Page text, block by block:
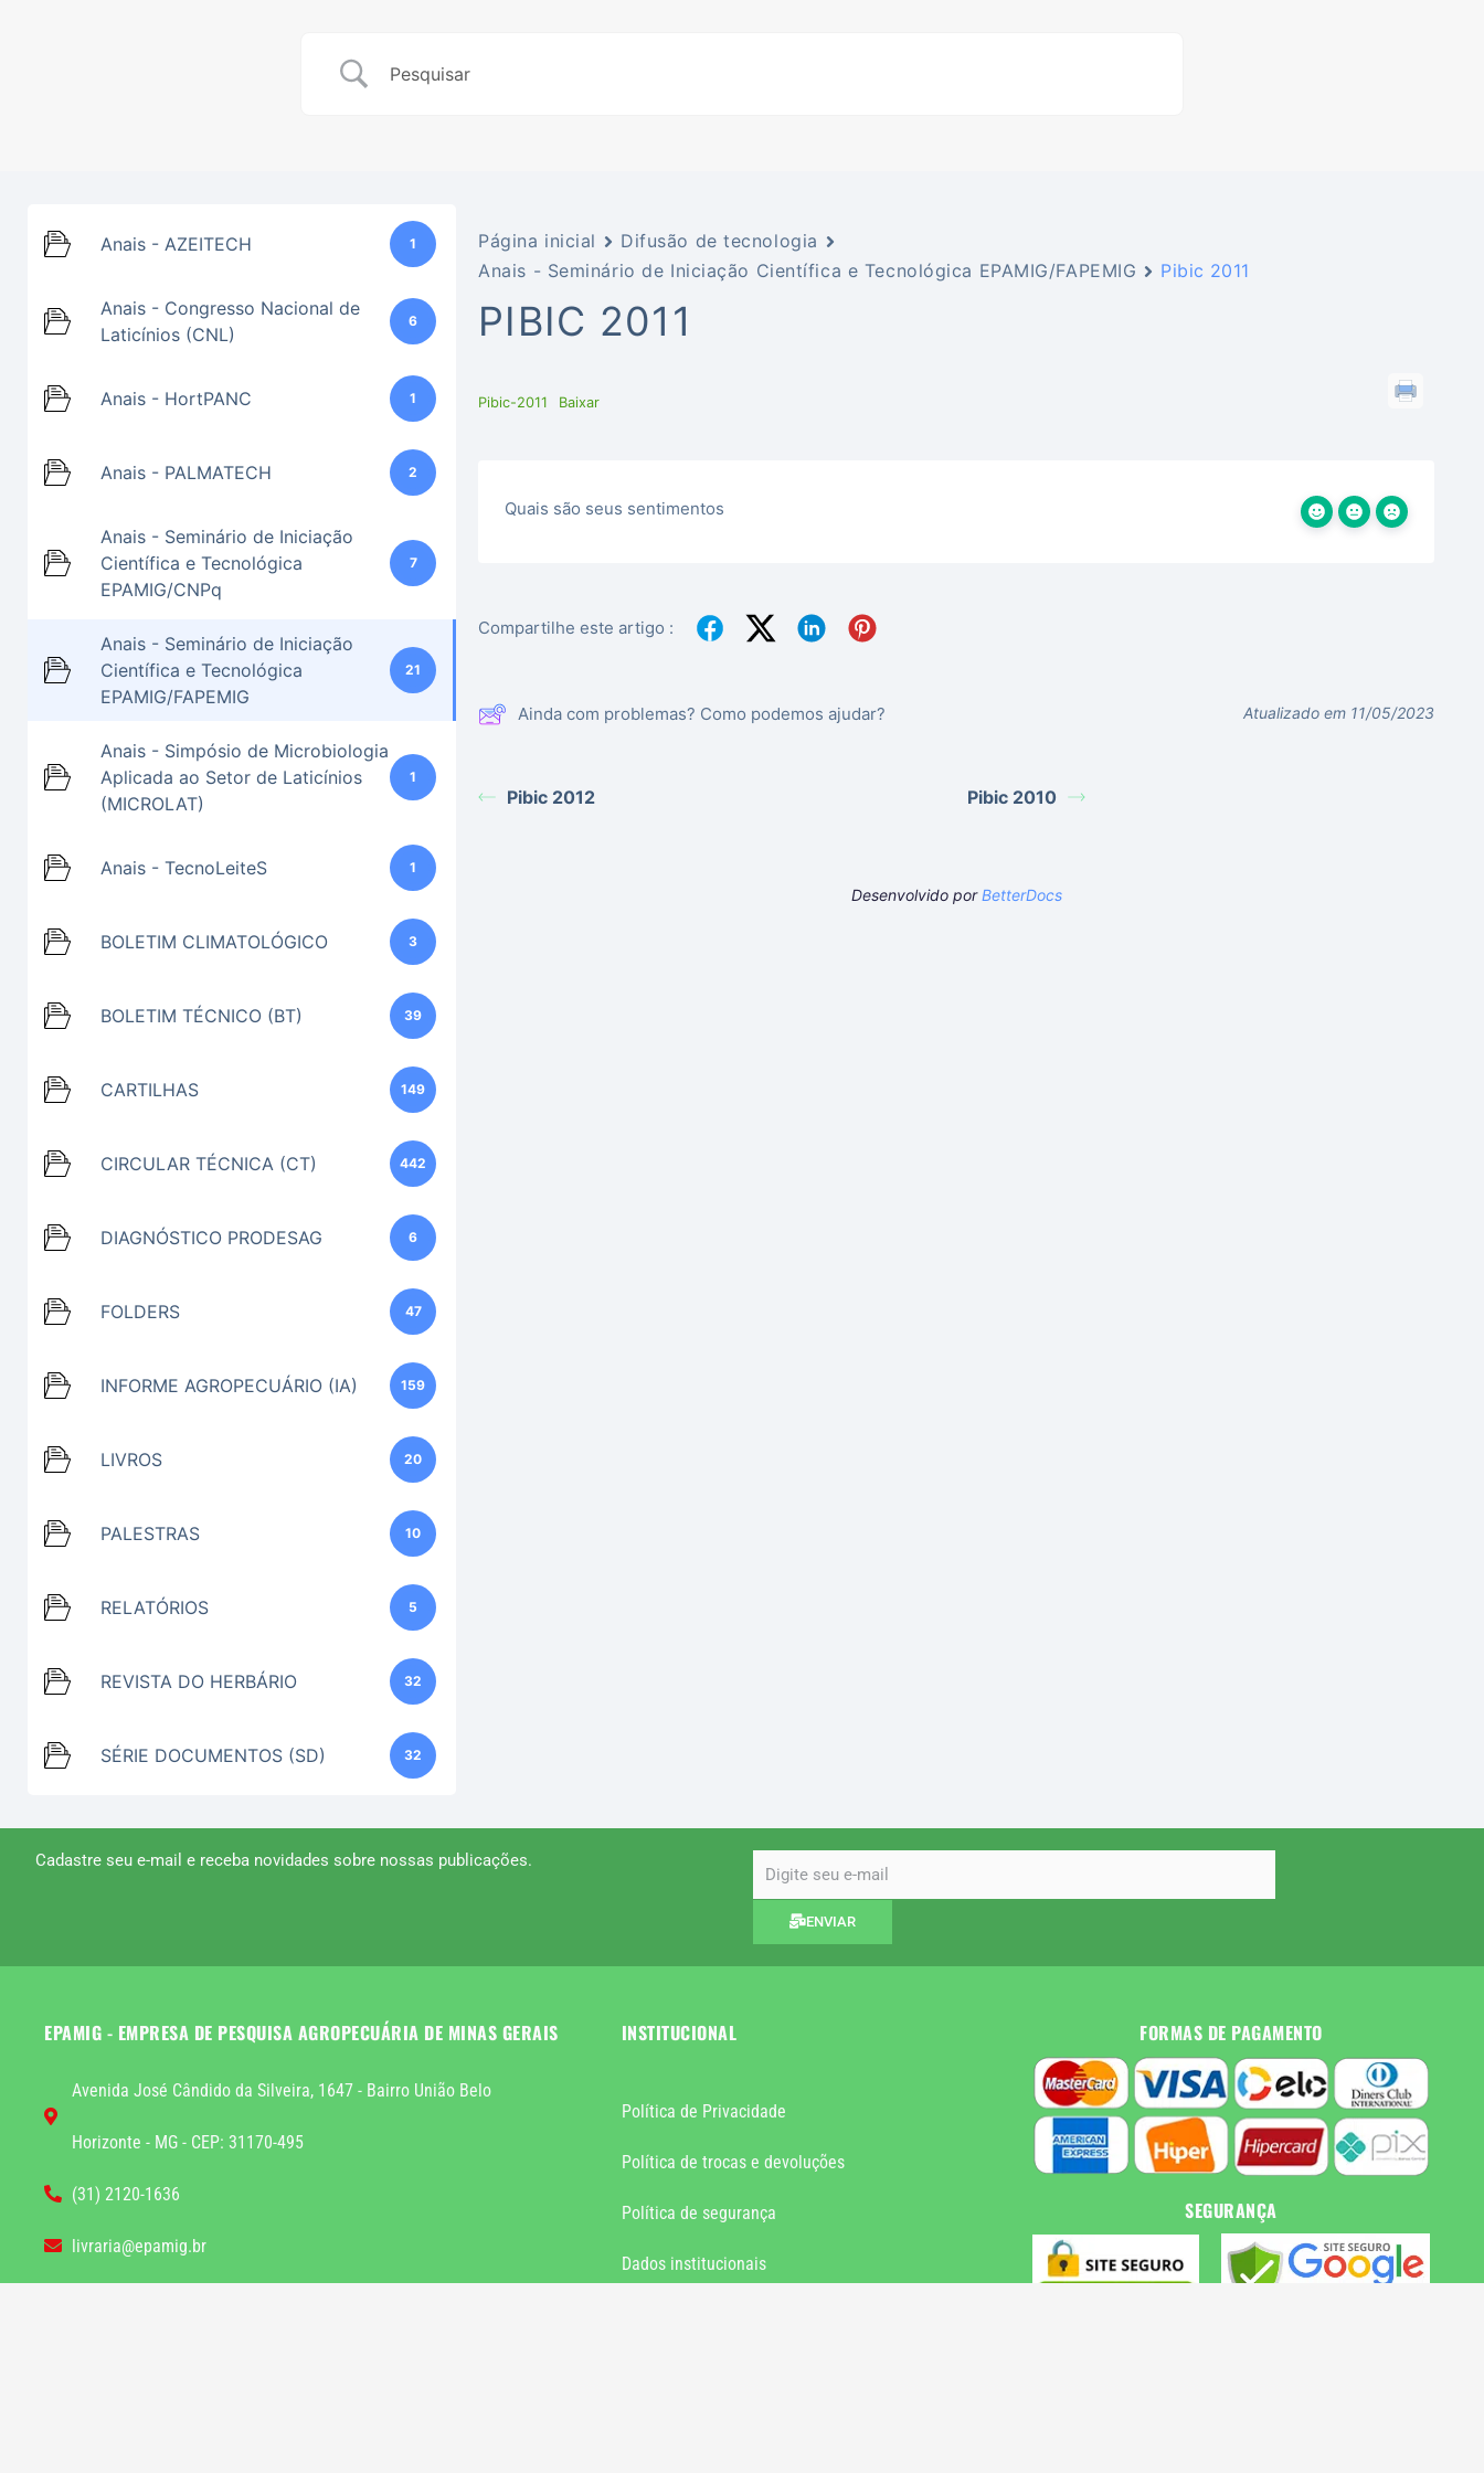
Anais - AZEITECH 1
Anais - Congresso Nacional de
Laticínios (CNL)
6
Anais - HortPANC 1
Anais - PALMATECH 2
Anais - Seminário de Iniciação
Científica e Tecnológica
EPAMIG/CNPq
7
Anais - Seminário de Iniciação
Científica e Tecnológica
EPAMIG/FAPEMIG
21
Anais - Simpósio de Microbiologia
Aplicada ao Setor de Laticínios
(MICROLAT)
1
Anais - TecnoLeiteS 1
BOLETIM CLIMATOLÓGICO 3
BOLETIM TÉCNICO (BT) 39
CARTILHAS 149
CIRCULAR TÉCNICA (CT) 442
DIAGNÓSTICO PRODESAG 6
FOLDERS 47
INFORME AGROPECUÁRIO (IA) 159
LIVROS 20
PALESTRAS 10
RELATÓRIOS 5
REVISTA DO HERBÁRIO 32
SÉRIE DOCUMENTOS (SD) 32
Página inicial
Difusão de tecnologia
Anais - Seminário de Iniciação Científica e Tecnológica EPAMIG/FAPEMIG
Pibic 2011
PIBIC 2011
Pibic-2011 Baixar
Quais são seus sentimentos
Compartilhe este artigo :
Ainda com problemas? Como podemos ajudar? Atualizado em 11/05/2023
Pibic 2012 Pibic 2010
Desenvolvido porBetterDocs
Cadastre seu e-mail e receba novidades sobre nossas publicações.
ENVIAR
EPAMIG - EMPRESA DE PESQUISA AGROPECUÁRIA DE MINAS GERAIS
Avenida José Cândido da Silveira, 1647 - Bairro União Belo
Horizonte - MG - CEP: 31170-495
(31) 2120-1636
livraria@epamig.br
INSTITUCIONAL
Política de Privacidade
Política de trocas e devoluções
Política de segurança
Dados institucionais
FORMAS DE PAGAMENTO
SEGURANÇA